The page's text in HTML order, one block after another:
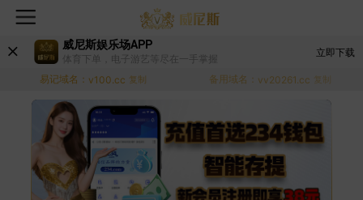
威尼斯娱乐场APP
体育下单，电子游艺等尽在一手掌握
立即下载
易记域名： v100.cc 复制 备用域名： vv20261.cc 复制